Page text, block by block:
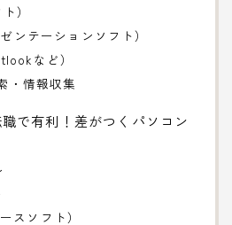
）
ンテーションソフト）
など）
・情報収集
職で有利！差がつくパソコン
スソフト）